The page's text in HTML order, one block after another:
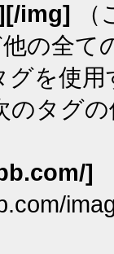
img] （
の全て
グを使
のタグ
]